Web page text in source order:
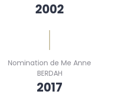
2002
Nomination de Me Anne
BERDAH
2017